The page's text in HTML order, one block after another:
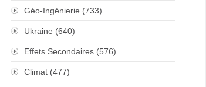
Géo-Ingénierie (733)
Ukraine (640)
Effets Secondaires (576)
Climat (477)